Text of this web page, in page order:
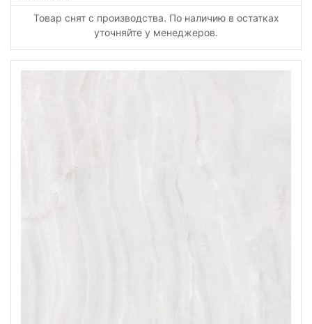
Товар снят с производства. По наличию в остатках
уточняйте у менеджеров.